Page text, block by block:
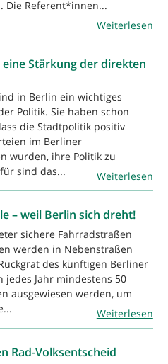
Die Referent*innen...
Weiterlesen
Stärkung der direkten
in Berlin ein wichtiges
Politik. Sie haben schon
die Stadtpolitik positiv
im Berliner
wurden, ihre Politik zu
sind das...
Weiterlesen
– weil Berlin sich dreht!
sichere Fahrradstraßen
werden in Nebenstraßen
des künftigen Berliner
jedes Jahr mindestens 50
ausgewiesen werden, um
Weiterlesen
Rad-Volksentscheid